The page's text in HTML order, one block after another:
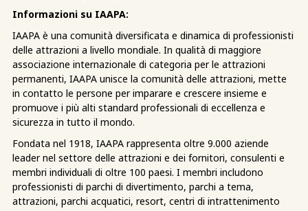
Informazioni su IAAPA:
IAAPA è una comunità diversificata e dinamica di professionisti
delle attrazioni a livello mondiale. In qualità di maggiore
associazione internazionale di categoria per le attrazioni
permanenti, IAAPA unisce la comunità delle attrazioni, mette
in contatto le persone per imparare e crescere insieme e
promuove i più alti standard professionali di eccellenza e
sicurezza in tutto il mondo.
Fondata nel 1918, IAAPA rappresenta oltre 9.000 aziende
leader nel settore delle attrazioni e dei fornitori, consulenti e
membri individuali di oltre 100 paesi. I membri includono
professionisti di parchi di divertimento, parchi a tema,
attrazioni, parchi acquatici, resort, centri di intrattenimento